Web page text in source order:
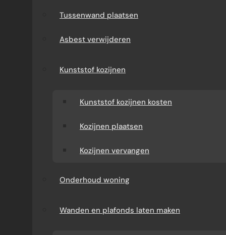
Tussenwand plaatsen
Asbest verwijderen
Kunststof kozijnen
Kunststof kozijnen kosten
Kozijnen plaatsen
Kozijnen vervangen
Onderhoud woning
Wanden en plafonds laten maken
en kozijnen — Verbouw-Gigant voert dagelijks
uiteenlopende verbouwingen uit. Eén
aanspreekpunt, een vooraf duidelijke vaste prijs,
Bekijk alles over aanbouw ›